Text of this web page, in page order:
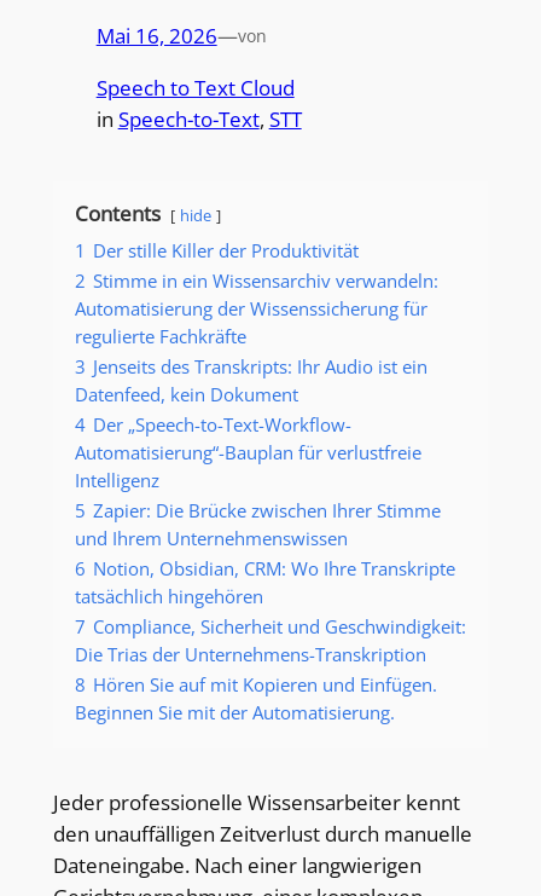
Mai 16, 2026—von
Speech to Text Cloud
in Speech-to-Text, STT
Contents hide
1 Der stille Killer der Produktivität
2 Stimme in ein Wissensarchiv verwandeln:
Automatisierung der Wissenssicherung für
regulierte Fachkräfte
3 Jenseits des Transkripts: Ihr Audio ist ein
Datenfeed, kein Dokument
4 Der „Speech-to-Text-Workflow-
Automatisierung“-Bauplan für verlustfreie
Intelligenz
5 Zapier: Die Brücke zwischen Ihrer Stimme
und Ihrem Unternehmenswissen
6 Notion, Obsidian, CRM: Wo Ihre Transkripte
tatsächlich hingehören
7 Compliance, Sicherheit und Geschwindigkeit:
Die Trias der Unternehmens-Transkription
8 Hören Sie auf mit Kopieren und Einfügen.
Beginnen Sie mit der Automatisierung.
Jeder professionelle Wissensarbeiter kennt
den unauffälligen Zeitverlust durch manuelle
Dateneingabe. Nach einer langwierigen